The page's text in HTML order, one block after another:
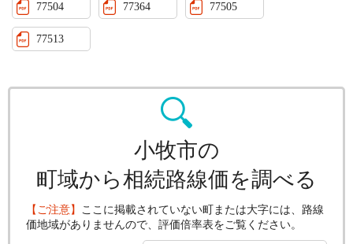
77504 77364 77505
77513
小牧市の
町域から相続路線価を調べる
【ご注意】 ここに掲載されていない町または大字には、路線
価地域がありませんので、評価倍率表をご覧ください。